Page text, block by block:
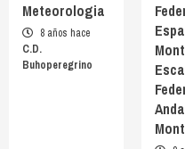
Meteorologia
8 años hace
C.D.
Buhoperegrino